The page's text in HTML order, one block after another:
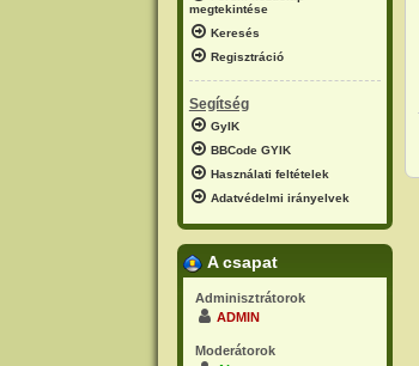
megtekintése
Keresés
Regisztráció
Segítség
GyIK
BBCode GYIK
Használati feltételek
Adatvédelmi irányelvek
A csapat
Adminisztrátorok
ADMIN
Moderátorok